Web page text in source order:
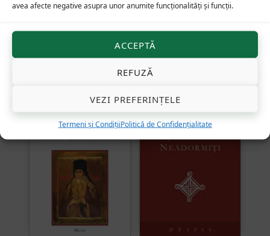
avea afecte negative asupra unor anumite funcționalități și funcții.
ACCEPTĂ
REFUZĂ
VEZI PREFERINȚELE
Termeni și CondițiiPolitică de Confidențialitate
sfinți